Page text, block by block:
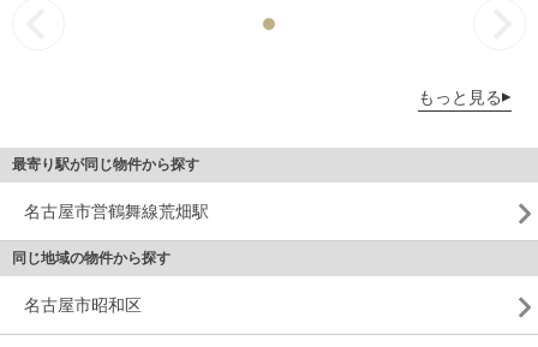
もっと見る
最寄り駅が同じ物件から探す
名古屋市営鶴舞線荒畑駅
同じ地域の物件から探す
名古屋市昭和区